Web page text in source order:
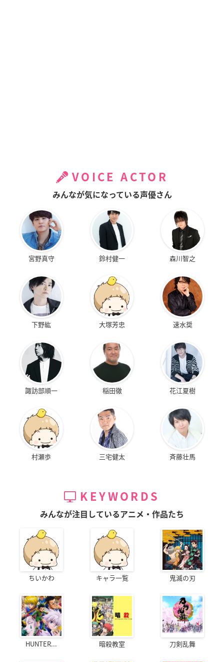
VOICE ACTOR
みんなが気になっている声優さん
宮野真守 鈴村健一 森川智之
下野紘 大塚芳忠 速水奨
諏訪部順一 稲田徹 花江夏樹
村瀬歩 三宅健太 斉藤壮馬
KEYWORDS
みんなが注目しているアニメ・作品たち
ちいかわ キャラ一覧 鬼滅の刃
HUNTER... 暗殺教室 刀剣乱舞